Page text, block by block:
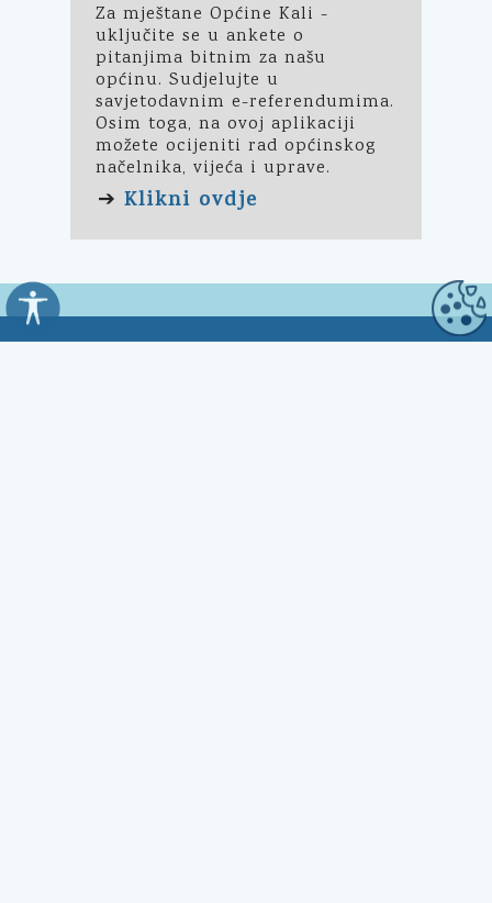
Za mještane Općine Kali -
uključite se u ankete o
pitanjima bitnim za našu
općinu. Sudjelujte u
savjetodavnim e-referendumima.
Osim toga, na ovoj aplikaciji
možete ocijeniti rad općinskog
načelnika, vijeća i uprave.
➔ Klikni ovdje